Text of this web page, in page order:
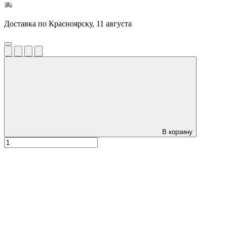
Доставка по Красноярску, 11 августа
В корзину